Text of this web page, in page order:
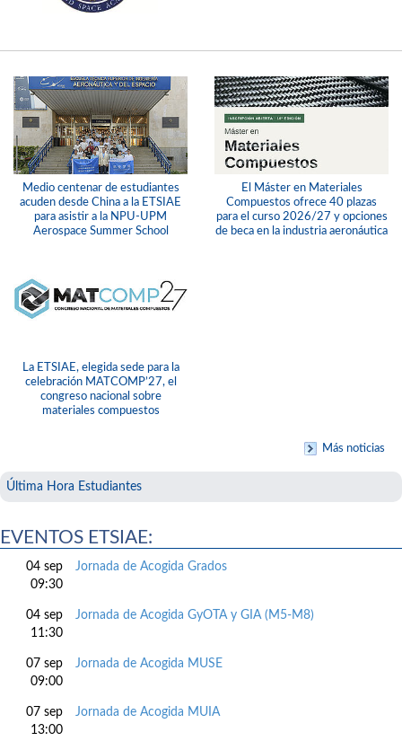
Medio centenar de estudiantes
acuden desde China a la ETSIAE
para asistir a la NPU-UPM
Aerospace Summer School
El Máster en Materiales
Compuestos ofrece 40 plazas
para el curso 2026/27 y opciones
de beca en la industria aeronáutica
La ETSIAE, elegida sede para la
celebración MATCOMP’27, el
congreso nacional sobre
materiales compuestos
Más noticias
Última Hora Estudiantes
EVENTOS ETSIAE:
04 sep
09:30
Jornada de Acogida Grados
04 sep
11:30
Jornada de Acogida GyOTA y GIA (M5-M8)
07 sep
09:00
Jornada de Acogida MUSE
07 sep
13:00
Jornada de Acogida MUIA